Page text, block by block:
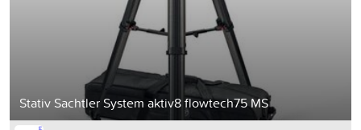
Stativ Sachtler System aktiv8 flowtech75 MS